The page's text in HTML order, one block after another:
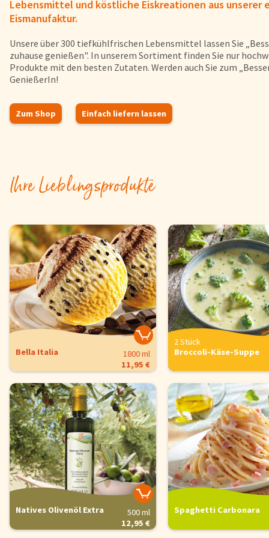
Lebensmittel und köstliche Eiskreationen aus unserer
Eismanufaktur.
Unsere über 300 tiefkühlfrischen Lebensmittel lassen Sie
zuhause genießen". In unserem Sortiment finden Sie nur
Produkte mit den besten Zutaten. Werden auch Sie zum
GenießerIn!
Zum Shop Einfach liefern lassen
Ihre Lieblingsprodukte
Bella Italia
1800 ml
11,95 €
2 Stück
Broccoli-Käse-Suppe
Natives Olivenöl Extra
500 ml
12,95 €
Spaghetti Carbonara